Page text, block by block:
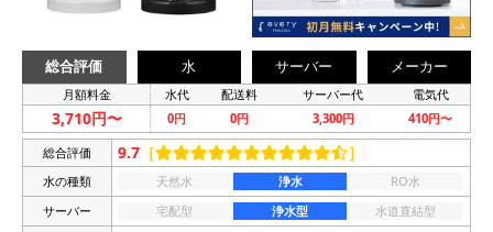
総合評価 水 サーバー メーカー
月額料金 水代 配送料 サーバー代 電気代
3,710円〜 0円 0円 3,300円 410円〜
総合評価 9.7 ［ ］
水の種類 天然水 浄水
RO水
サーバー
宅配型 浄水型
水道直結型